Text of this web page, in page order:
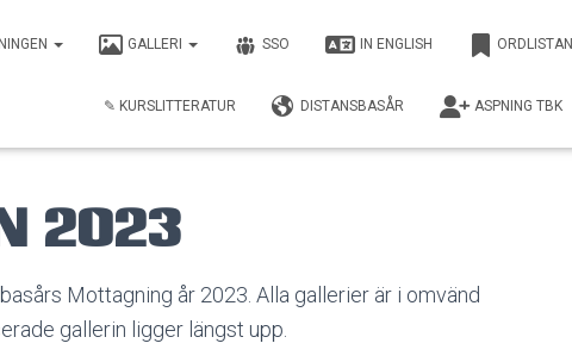
GALLERI SSO IN ENGLISH ORDLISTAN
✎ KURSLITTERATUR DISTANSBASÅR ASPNING TBK
2023
Mottagning år 2023. Alla gallerier är i omvänd
gallerin ligger längst upp.